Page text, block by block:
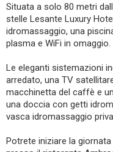
Situata a solo 80 metri
stelle Lesante Luxury
idromassaggio, una
plasma e WiFi in omaggio.
Le eleganti sistemazioni
arredato, una TV
macchinetta del caffè e
una doccia con getti
vasca idromassaggio
Potrete iniziare la